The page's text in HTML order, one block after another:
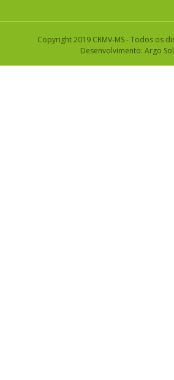
Copyright 2019 CRMV-MS - Todos os
Desenvolvimento: Argo